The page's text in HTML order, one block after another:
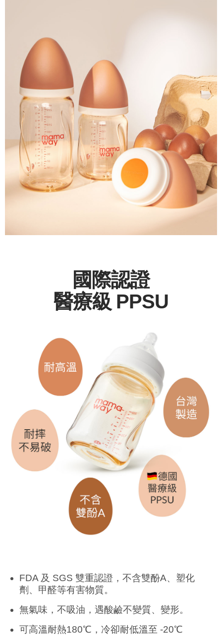
國際認證
醫療級 PPSU
FDA 及 SGS 雙重認證，不含雙酚A、塑化
劑、甲醛等有害物質。
無氣味，不吸油，遇酸鹼不變質、變形。
可高溫耐熱180℃，冷卻耐低溫至 -20℃